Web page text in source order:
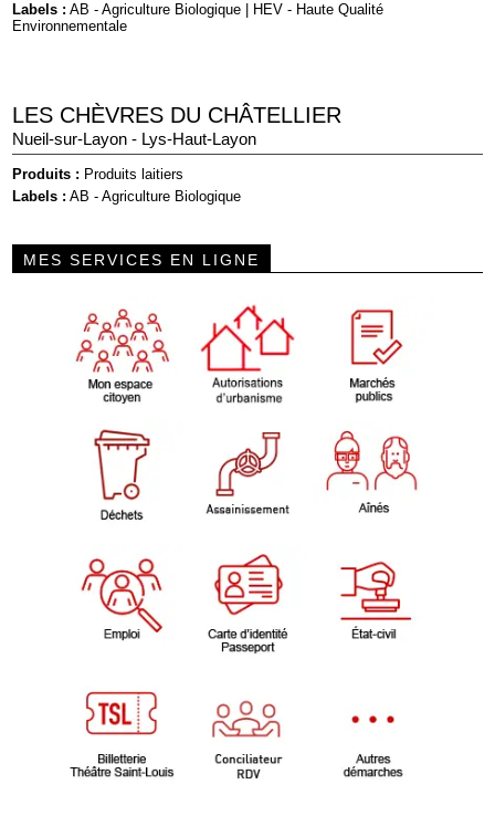
Labels : AB - Agriculture Biologique
HEV - Haute Qualité
Environnementale
LES CHÈVRES DU CHÂTELLIER
Nueil-sur-Layon - Lys-Haut-Layon
Produits : Produits laitiers
Labels : AB - Agriculture Biologique
MES SERVICES EN LIGNE